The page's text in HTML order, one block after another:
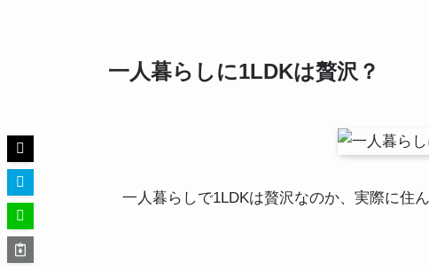
一人暮らしに1LDKは贅沢？
一人暮らしで1LDKは贅沢なのか、実際に住